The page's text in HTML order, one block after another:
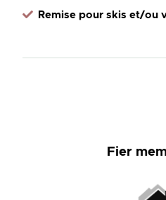
Remise pour skis et/ou
Fier